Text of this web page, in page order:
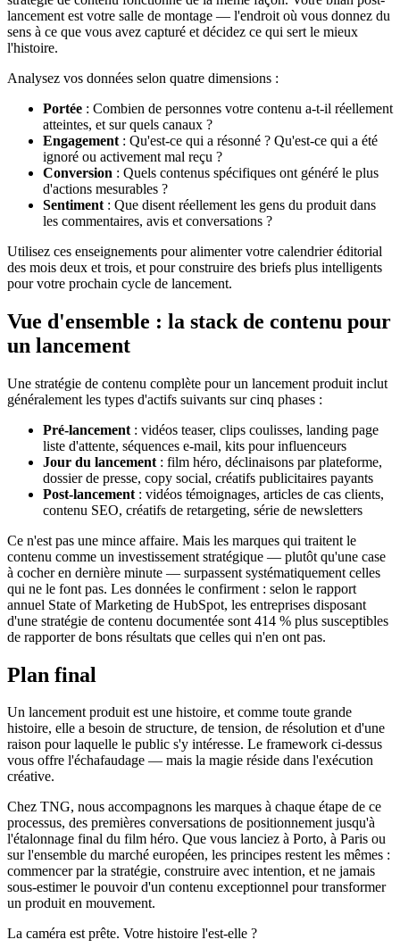
lancement est votre salle de montage — l'endroit où vous donnez du
sens à ce que vous avez capturé et décidez ce qui sert le mieux
l'histoire.
Analysez vos données selon quatre dimensions :
Portée : Combien de personnes votre contenu a-t-il réellement
atteintes, et sur quels canaux ?
Engagement : Qu'est-ce qui a résonné ? Qu'est-ce qui a été
ignoré ou activement mal reçu ?
Conversion : Quels contenus spécifiques ont généré le plus
d'actions mesurables ?
Sentiment : Que disent réellement les gens du produit dans
les commentaires, avis et conversations ?
Utilisez ces enseignements pour alimenter votre calendrier éditorial
des mois deux et trois, et pour construire des briefs plus intelligents
pour votre prochain cycle de lancement.
Vue d'ensemble : la stack de contenu pour
un lancement
Une stratégie de contenu complète pour un lancement produit inclut
généralement les types d'actifs suivants sur cinq phases :
Pré-lancement : vidéos teaser, clips coulisses, landing page
liste d'attente, séquences e-mail, kits pour influenceurs
Jour du lancement : film héro, déclinaisons par plateforme,
dossier de presse, copy social, créatifs publicitaires payants
Post-lancement : vidéos témoignages, articles de cas clients,
contenu SEO, créatifs de retargeting, série de newsletters
Ce n'est pas une mince affaire. Mais les marques qui traitent le
contenu comme un investissement stratégique — plutôt qu'une case
à cocher en dernière minute — surpassent systématiquement celles
qui ne le font pas. Les données le confirment : selon le rapport
annuel State of Marketing de HubSpot, les entreprises disposant
d'une stratégie de contenu documentée sont 414 % plus susceptibles
de rapporter de bons résultats que celles qui n'en ont pas.
Plan final
Un lancement produit est une histoire, et comme toute grande
histoire, elle a besoin de structure, de tension, de résolution et d'une
raison pour laquelle le public s'y intéresse. Le framework ci-dessus
vous offre l'échafaudage — mais la magie réside dans l'exécution
créative.
Chez TNG, nous accompagnons les marques à chaque étape de ce
processus, des premières conversations de positionnement jusqu'à
l'étalonnage final du film héro. Que vous lanciez à Porto, à Paris ou
sur l'ensemble du marché européen, les principes restent les mêmes :
commencer par la stratégie, construire avec intention, et ne jamais
sous-estimer le pouvoir d'un contenu exceptionnel pour transformer
un produit en mouvement.
La caméra est prête. Votre histoire l'est-elle ?